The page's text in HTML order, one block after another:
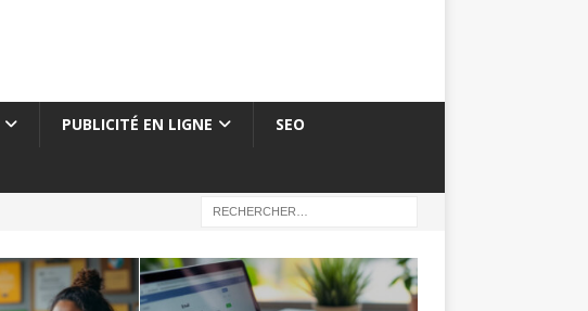
PUBLICITÉ EN LIGNE SEO